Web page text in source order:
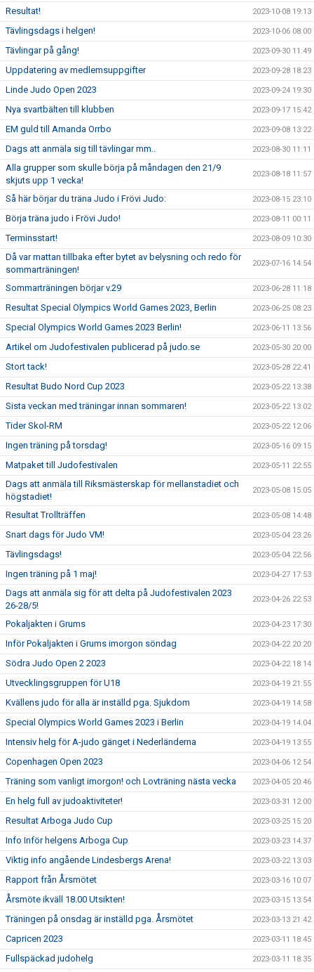
Resultat! 2023-10-08 19:13
Tävlingsdags i helgen! 2023-10-06 08:00
Tävlingar på gång! 2023-09-30 11:49
Uppdatering av medlemsuppgifter 2023-09-28 18:23
Linde Judo Open 2023 2023-09-24 19:30
Nya svartbälten till klubben 2023-09-17 15:42
EM guld till Amanda Orrbo 2023-09-08 13:22
Dags att anmäla sig till tävlingar mm.. 2023-08-30 11:11
Alla grupper som skulle börja på måndagen den 21/9
skjuts upp 1 vecka!
2023-08-18 11:57
Så här börjar du träna Judo i Frövi Judo: 2023-08-15 23:10
Börja träna judo i Frövi Judo! 2023-08-11 00:11
Terminsstart! 2023-08-09 10:30
Då var mattan tillbaka efter bytet av belysning och redo för
sommarträningen!
2023-07-16 14:54
Sommarträningen börjar v.29 2023-06-28 11:18
Resultat Special Olympics World Games 2023, Berlin 2023-06-25 08:23
Special Olympics World Games 2023 Berlin! 2023-06-11 13:56
Artikel om Judofestivalen publicerad på judo.se 2023-05-30 20:00
Stort tack! 2023-05-28 22:41
Resultat Budo Nord Cup 2023 2023-05-22 13:38
Sista veckan med träningar innan sommaren! 2023-05-22 13:02
Tider Skol-RM 2023-05-22 12:06
Ingen träning på torsdag! 2023-05-16 09:15
Matpaket till Judofestivalen 2023-05-11 22:55
Dags att anmäla till Riksmästerskap för mellanstadiet och
högstadiet!
2023-05-08 15:05
Resultat Trollträffen 2023-05-08 14:48
Snart dags för Judo VM! 2023-05-04 23:26
Tävlingsdags! 2023-05-04 22:56
Ingen träning på 1 maj! 2023-04-27 17:53
Dags att anmäla sig för att delta på Judofestivalen 2023
26-28/5!
2023-04-26 22:53
Pokaljakten i Grums 2023-04-23 17:30
Inför Pokaljakten i Grums imorgon söndag 2023-04-22 20:20
Södra Judo Open 2 2023 2023-04-22 18:14
Utvecklingsgruppen för U18 2023-04-19 21:55
Kvällens judo för alla är inställd pga. Sjukdom 2023-04-19 14:58
Special Olympics World Games 2023 i Berlin 2023-04-19 14:04
Intensiv helg för A-judo gänget i Nederländerna 2023-04-19 13:55
Copenhagen Open 2023 2023-04-06 12:54
Träning som vanligt imorgon! och Lovträning nästa vecka 2023-04-05 20:46
En helg full av judoaktiviteter! 2023-03-31 12:00
Resultat Arboga Judo Cup 2023-03-25 15:20
Info Inför helgens Arboga Cup 2023-03-23 14:37
Viktig info angående Lindesbergs Arena! 2023-03-22 13:03
Rapport från Årsmötet 2023-03-16 10:07
Årsmöte ikväll 18.00 Utsikten! 2023-03-15 13:54
Träningen på onsdag är inställd pga. Årsmötet 2023-03-13 21:42
Capricen 2023 2023-03-11 18:45
Fullspäckad judohelg 2023-03-11 18:35